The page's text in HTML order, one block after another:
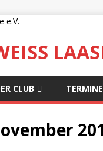
CLUB TERMINE